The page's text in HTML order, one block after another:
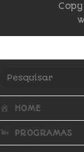
HOME
PROGRAMAS